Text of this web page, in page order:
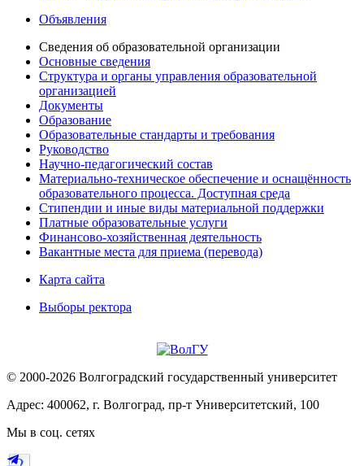
Объявления
Сведения об образовательной организации
Основные сведения
Структура и органы управления образовательной
организацией
Документы
Образование
Образовательные стандарты и требования
Руководство
Научно-педагогический состав
Материально-техническое обеспечение и оснащённость
образовательного процесса. Доступная среда
Стипендии и иные виды материальной поддержки
Платные образовательные услуги
Финансово-хозяйственная деятельность
Вакантные места для приема (перевода)
Карта сайта
Выборы ректора
© 2000-2026 Волгоградский государственный университет
Адрес: 400062, г. Волгоград, пр-т Университетский, 100
Мы в соц. сетях